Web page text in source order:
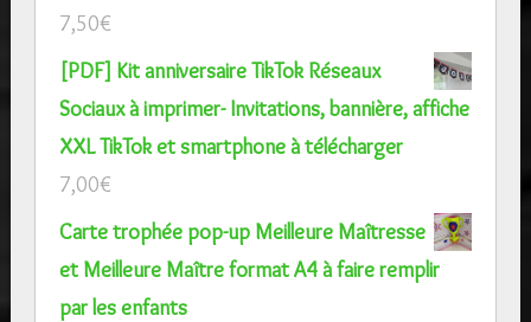
7,50€
[PDF] Kit anniversaire TikTok Réseaux
Sociaux à imprimer- Invitations, bannière, affiche
XXL TikTok et smartphone à télécharger
7,00€
Carte trophée pop-up Meilleure Maîtresse
et Meilleure Maître format A4 à faire remplir
par les enfants